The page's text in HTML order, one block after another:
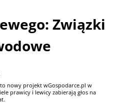
Związki
nowy projekt wGospodarce.pl w
prawicy i lewicy zabierają głos na